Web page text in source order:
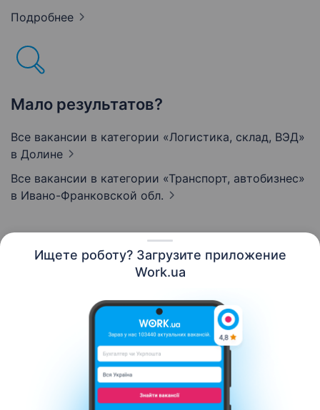
Ищете роботу? Загрузите приложение
Work.ua
Подробнее
Мало результатов?
Все вакансии в категории «Логистика, склад, ВЭД»
в Долине
Все вакансии в категории «Транспорт, автобизнес»
в Ивано-Франковской обл.
Контакты О нас
Карьера
Новости Work.ua
Помощь